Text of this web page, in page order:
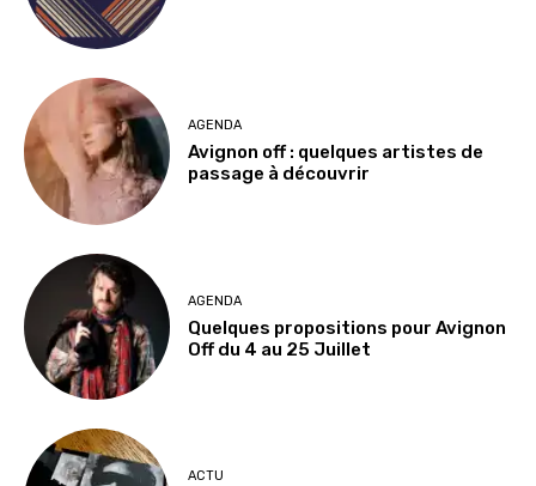
AGENDA
Avignon off : quelques artistes de
passage à découvrir
AGENDA
Quelques propositions pour Avignon
Off du 4 au 25 Juillet
ACTU